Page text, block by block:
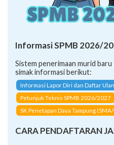
Informasi SPMB 2026/
Sistem penerimaan murid
simak informasi berikut:
Informasi Lapor Diri dan Daftar
Petunjuk Teknis SPMB 2026/2027
SK Penetapan Daya Tampung
CARA PENDAFTARAN